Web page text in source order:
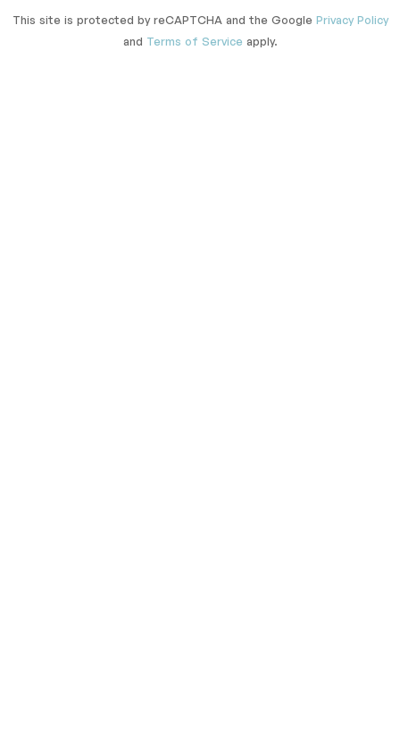
This site is protected by reCAPTCHA and the Google Privacy Policy
and Terms of Service apply.